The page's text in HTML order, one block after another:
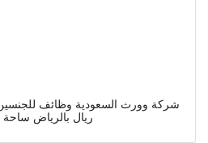
ريال بالرياض